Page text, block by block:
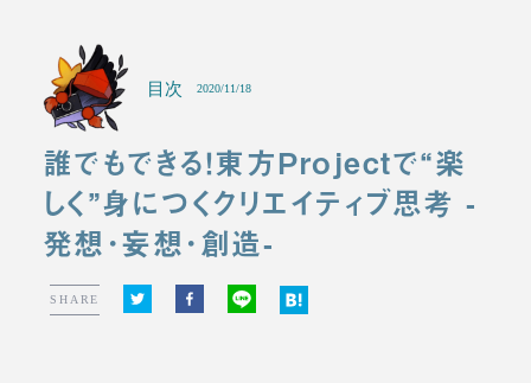
目次 2020/11/18
誰でもできる！東方Projectで“楽
しく”身につくクリエイティブ思考 -
発想･妄想･創造-
SHARE